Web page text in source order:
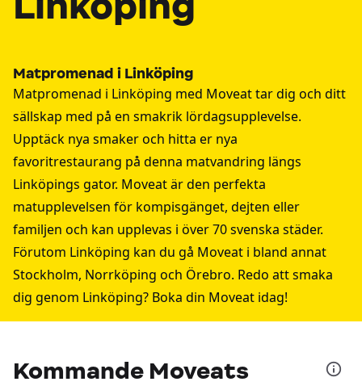
Matpromenad i Linköping
Matpromenad i Linköping med Moveat tar dig och ditt
sällskap med på en smakrik lördagsupplevelse.
Upptäck nya smaker och hitta er nya
favoritrestaurang på denna matvandring längs
Linköpings gator. Moveat är den perfekta
matupplevelsen för kompisgänget, dejten eller
familjen och kan upplevas i över 70 svenska städer.
Förutom Linköping kan du gå Moveat i bland annat
Stockholm, Norrköping och Örebro. Redo att smaka
dig genom Linköping? Boka din Moveat idag!
Kommande Moveats